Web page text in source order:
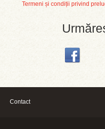
Termeni și condiții privind
Contact